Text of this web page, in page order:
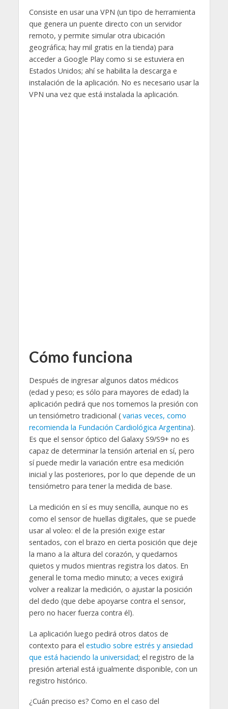
Consiste en usar una VPN (un tipo de herramienta
que genera un puente directo con un servidor
remoto, y permite simular otra ubicación
geográfica; hay mil gratis en la tienda) para
acceder a Google Play como si se estuviera en
Estados Unidos; ahí se habilita la descarga e
instalación de la aplicación. No es necesario usar la
VPN una vez que está instalada la aplicación.
Cómo funciona
Después de ingresar algunos datos médicos
(edad y peso; es sólo para mayores de edad) la
aplicación pedirá que nos tomemos la presión con
un tensiómetro tradicional ( varias veces, como
recomienda la Fundación Cardiológica Argentina).
Es que el sensor óptico del Galaxy S9/S9+ no es
capaz de determinar la tensión arterial en sí, pero
sí puede medir la variación entre esa medición
inicial y las posteriores, por lo que depende de un
tensiómetro para tener la medida de base.
La medición en sí es muy sencilla, aunque no es
como el sensor de huellas digitales, que se puede
usar al voleo: el de la presión exige estar
sentados, con el brazo en cierta posición que deje
la mano a la altura del corazón, y quedarnos
quietos y mudos mientras registra los datos. En
general le toma medio minuto; a veces exigirá
volver a realizar la medición, o ajustar la posición
del dedo (que debe apoyarse contra el sensor,
pero no hacer fuerza contra él).
La aplicación luego pedirá otros datos de
contexto para el estudio sobre estrés y ansiedad
que está haciendo la universidad; el registro de la
presión arterial está igualmente disponible, con un
registro histórico.
¿Cuán preciso es? Como en el caso del